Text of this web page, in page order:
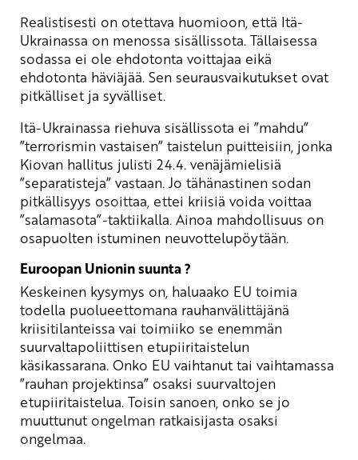
Realistisesti on otettava huomioon, että Itä-
Ukrainassa on menossa sisällissota. Tällaisessa
sodassa ei ole ehdotonta voittajaa eikä
ehdotonta häviäjää. Sen seurausvaikutukset ovat
pitkälliset ja syvälliset.
Itä-Ukrainassa riehuva sisällissota ei ”mahdu”
”terrorismin vastaisen” taistelun puitteisiin, jonka
Kiovan hallitus julisti 24.4. venäjämielisiä
”separatisteja” vastaan. Jo tähänastinen sodan
pitkällisyys osoittaa, ettei kriisiä voida voittaa
”salamasota”-taktiikalla. Ainoa mahdollisuus on
osapuolten istuminen neuvottelupöytään.
Euroopan Unionin suunta ?
Keskeinen kysymys on, haluaako EU toimia
todella puolueettomana rauhanvälittäjänä
kriisitilanteissa vai toimiiko se enemmän
suurvaltapoliittisen etupiiritaistelun
käsikassarana. Onko EU vaihtanut tai vaihtamassa
”rauhan projektinsa” osaksi suurvaltojen
etupiiritaistelua. Toisin sanoen, onko se jo
muuttunut ongelman ratkaisijasta osaksi
ongelmaa.